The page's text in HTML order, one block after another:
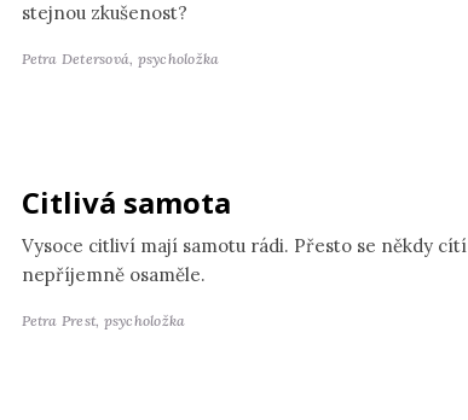
stejnou zkušenost?
Petra Detersová, psycholožka
Citlivá samota
Vysoce citliví mají samotu rádi. Přesto se někdy cítí
nepříjemně osaměle.
Petra Prest, psycholožka